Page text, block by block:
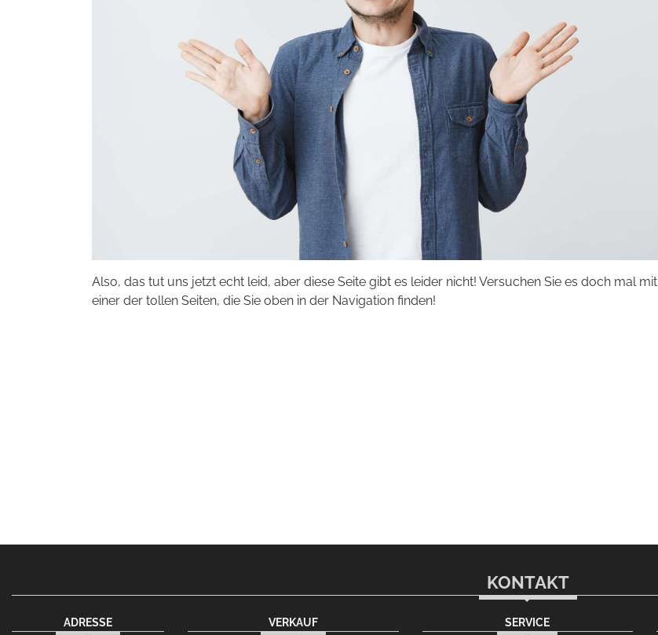
Also, das tut uns jetzt echt leid, aber diese Seite gibt es leider nicht! Versuchen Sie es doch mal mit
einer der tollen Seiten, die Sie oben in der Navigation finden!
KONTAKT
ADRESSE VERKAUF SERVICE